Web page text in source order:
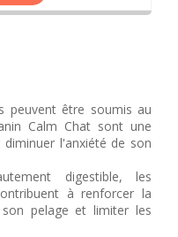
peuvent être soumis au
Calm Chat sont une
l'anxiété de son
digestible, les
à renforcer la
pelage et limiter les